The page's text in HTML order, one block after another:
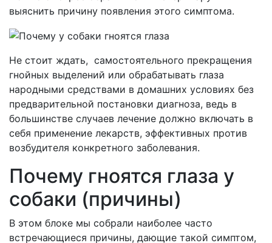
выяснить причину появления этого симптома.
Не стоит ждать, самостоятельного прекращения
гнойных выделений или обрабатывать глаза
народными средствами в домашних условиях без
предварительной постановки диагноза, ведь в
большинстве случаев лечение должно включать в
себя применение лекарств, эффективных против
возбудителя конкретного заболевания.
Почему гноятся глаза у
собаки (причины)
В этом блоке мы собрали наиболее часто
встречающиеся причины, дающие такой симптом,